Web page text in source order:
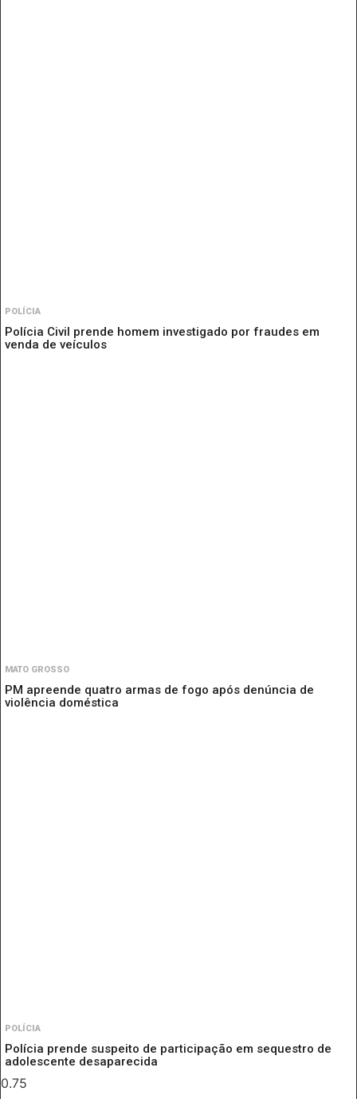
POLÍCIA
Polícia Civil prende homem investigado por fraudes em
venda de veículos
MATO GROSSO
PM apreende quatro armas de fogo após denúncia de
violência doméstica
POLÍCIA
Polícia prende suspeito de participação em sequestro de
adolescente desaparecida